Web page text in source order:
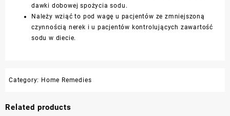
dawki dobowej spożycia sodu.
Należy wziąć to pod wagę u pacjentów ze zmniejszoną
czynnością nerek i u pacjentów kontrolujących zawartość
sodu w diecie.
Category: Home Remedies
Related products